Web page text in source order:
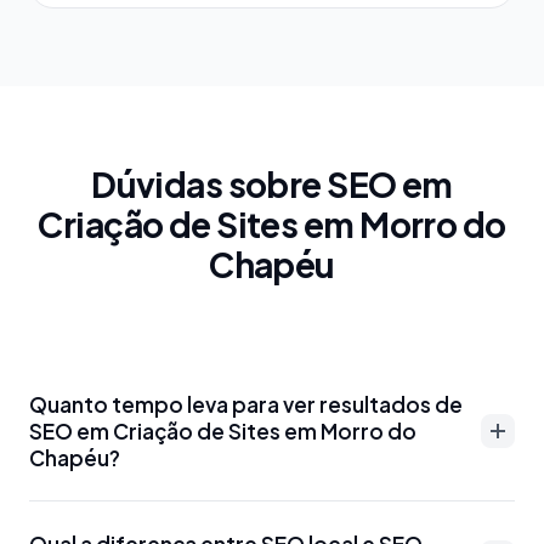
Dúvidas sobre SEO em
Criação de Sites em Morro do
Chapéu
Quanto tempo leva para ver resultados de
SEO em Criação de Sites em Morro do
Chapéu?